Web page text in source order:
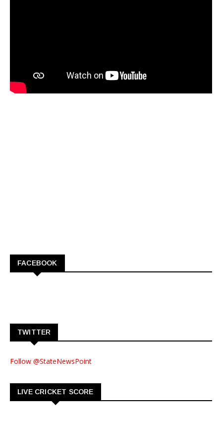
FACEBOOK
TWITTER
Follow @StateNewsPoint
LIVE CRICKET SCORE